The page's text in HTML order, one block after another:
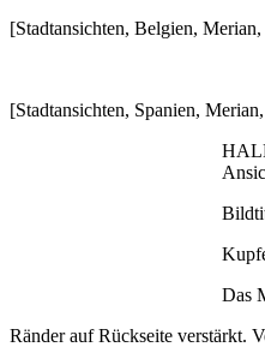
[Stadtansichten, Belgien,
[Stadtansichten, Spanien,
Das
Ränder auf Rückseite verstärkt.